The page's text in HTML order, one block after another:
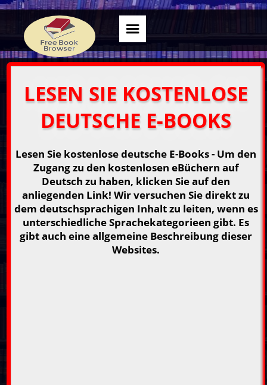
LESEN SIE KOSTENLOSE
DEUTSCHE E-BOOKS
Lesen Sie kostenlose deutsche E-Books - Um den
Zugang zu den kostenlosen eBüchern auf
Deutsch zu haben, klicken Sie auf den
anliegenden Link! Wir versuchen Sie direkt zu
dem deutschsprachigen Inhalt zu leiten, wenn es
unterschiedliche Sprachekategorieen gibt. Es
gibt auch eine allgemeine Beschreibung dieser
Websites.